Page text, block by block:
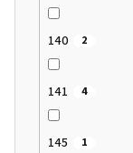
140 2
141 4
145 1